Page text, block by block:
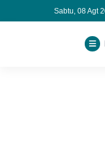
Sabtu, 08 Agt